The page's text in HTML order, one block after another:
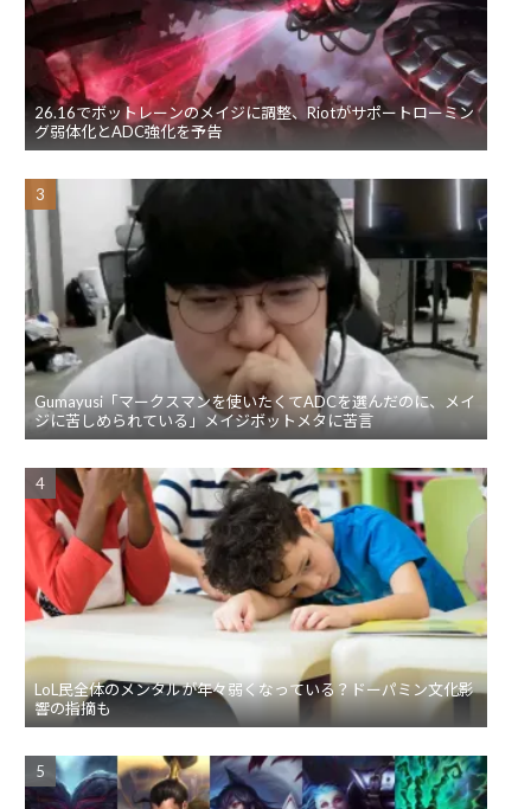
26.16でボットレーンのメイジに調整、Riotがサポートローミン
グ弱体化とADC強化を予告
Gumayusi「マークスマンを使いたくてADCを選んだのに、メイ
ジに苦しめられている」メイジボットメタに苦言
LoL民全体のメンタルが年々弱くなっている？ドーパミン文化影
響の指摘も